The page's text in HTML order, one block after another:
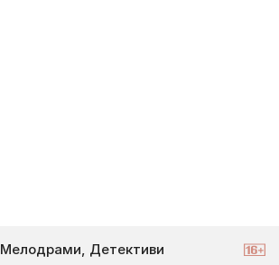
Мелодрами, Детективи